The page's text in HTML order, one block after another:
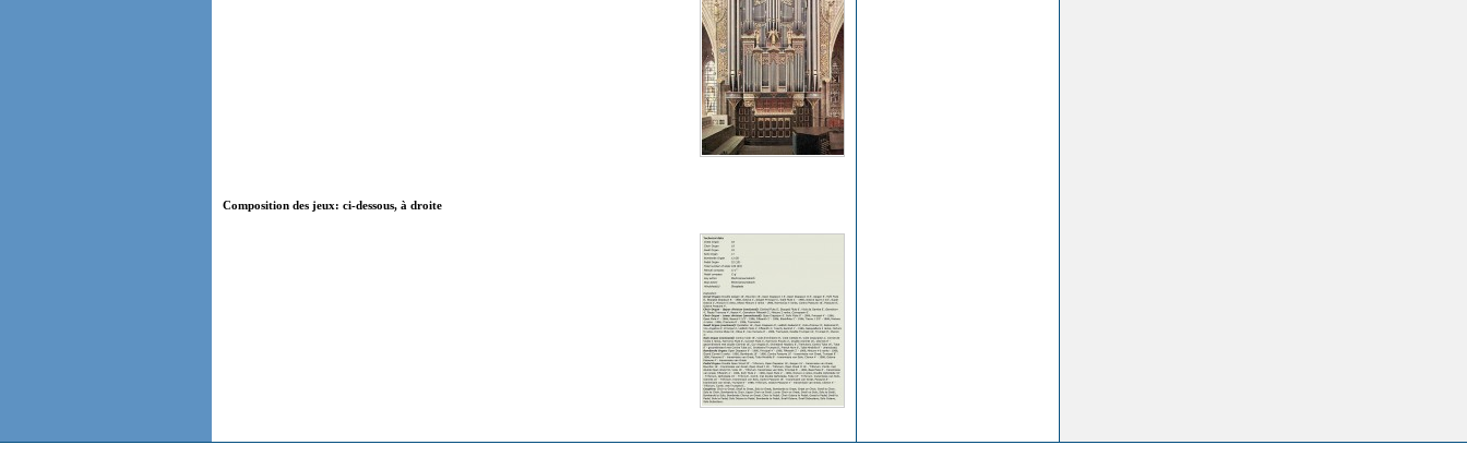
Composition des jeux: ci-dessous, à droite